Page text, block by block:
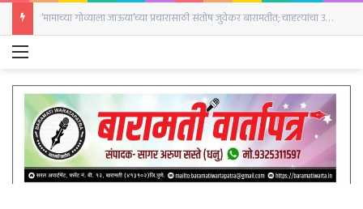
‘मामाच्या गोव्याला जाऊया’च्या प्रचारासाठी संतोष जुवेकर बारामतीत; चाहत्यांचा उत्स्फूर्त प्रतिसाद
Menu